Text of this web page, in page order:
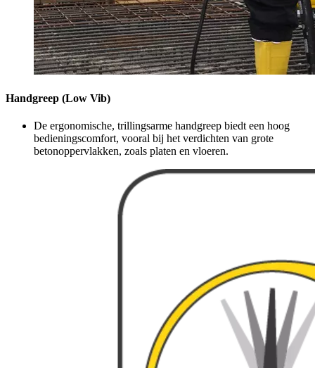
Handgreep (Low Vib)
De ergonomische, trillingsarme handgreep biedt een hoog
bedieningscomfort, vooral bij het verdichten van grote
betonoppervlakken, zoals platen en vloeren.